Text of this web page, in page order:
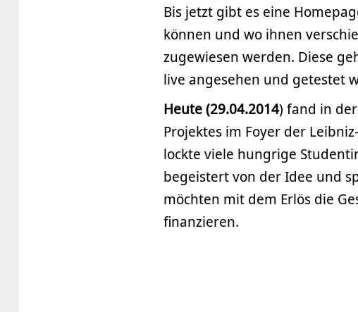
Bis jetzt gibt es eine
können und wo ihnen
zugewiesen werden. Diese
live angesehen und getestet
Heute (29.04.2014) fand in
Projektes im Foyer der
lockte viele hungrige
begeistert von der Idee und
möchten mit dem Erlös die
finanzieren.